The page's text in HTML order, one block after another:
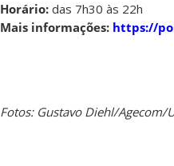
Horário: das 7h30 às 22h
Mais informações: https://
Fotos: Gustavo Diehl/Agecom/